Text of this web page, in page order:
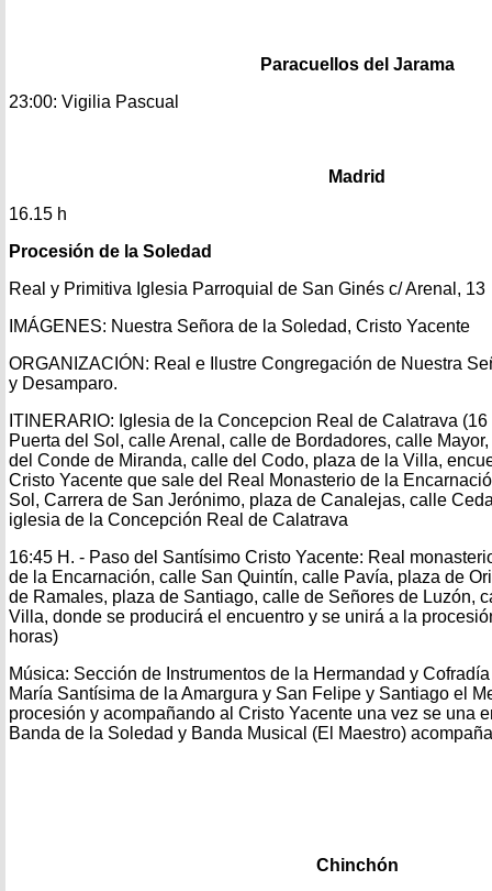
Paracuellos del Jarama
23:00: Vigilia Pascual
Madrid
16.15 h
Procesión de la Soledad
Real y Primitiva Iglesia Parroquial de San Ginés c/ Arenal, 13
IMÁGENES: Nuestra Señora de la Soledad, Cristo Yacente
ORGANIZACIÓN: Real e Ilustre Congregación de Nuestra
y Desamparo.
ITINERARIO: Iglesia de la Concepcion Real de Calatrava
Puerta del Sol, calle Arenal, calle de Bordadores, calle
del Conde de Miranda, calle del Codo, plaza de la Villa,
Cristo Yacente que sale del Real Monasterio de la
Sol, Carrera de San Jerónimo, plaza de Canalejas, calle
iglesia de la Concepción Real de Calatrava
16:45 H. - Paso del Santísimo Cristo Yacente: Real
de la Encarnación, calle San Quintín, calle Pavía, plaza de
de Ramales, plaza de Santiago, calle de Señores de Luzón,
Villa, donde se producirá el encuentro y se unirá a la
horas)
Música: Sección de Instrumentos de la Hermandad y
María Santísima de la Amargura y San Felipe y Santiago el
procesión y acompañando al Cristo Yacente una vez se una
Banda de la Soledad y Banda Musical (El Maestro)
Chinchón